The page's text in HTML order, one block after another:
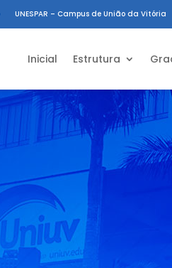
UNESPAR – Campus de União da Vitória
Inicial Estrutura